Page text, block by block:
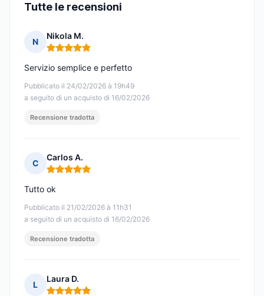
Tutte le recensioni
N
Nikola M.
Nota: 5 su 5
Pubblicato il 24/02/2026 à 19h49
a seguito di un acquisto di 16/02/2026
Servizio semplice e perfetto
Recensione tradotta
C
Carlos A.
Nota: 5 su 5
Pubblicato il 21/02/2026 à 11h31
a seguito di un acquisto di 16/02/2026
Tutto ok
Recensione tradotta
L
Laura D.